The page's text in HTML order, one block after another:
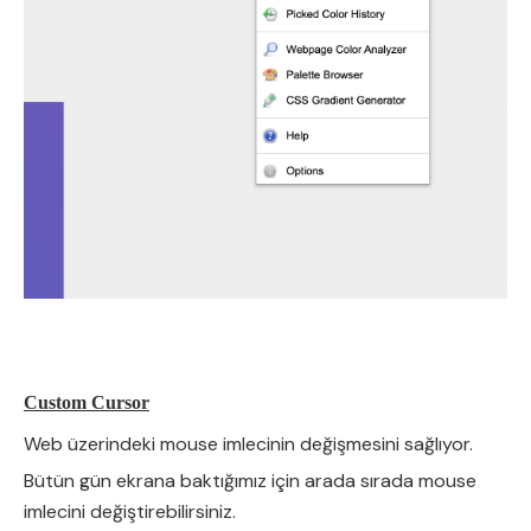
Custom Cursor
Web üzerindeki mouse imlecinin değişmesini sağlıyor.
Bütün gün ekrana baktığımız için arada sırada mouse
imlecini değiştirebilirsiniz.